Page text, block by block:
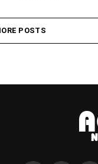
POSTS